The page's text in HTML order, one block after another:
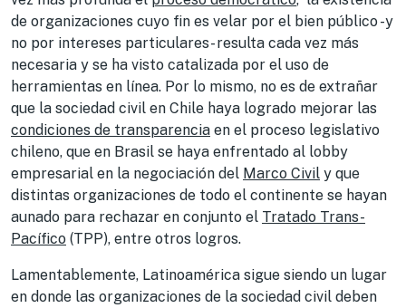
de organizaciones cuyo fin es velar por el bien público -y
no por intereses particulares- resulta cada vez más
necesaria y se ha visto catalizada por el uso de
herramientas en línea. Por lo mismo, no es de extrañar
que la sociedad civil en Chile haya logrado mejorar las
condiciones de transparencia en el proceso legislativo
chileno, que en Brasil se haya enfrentado al lobby
empresarial en la negociación del Marco Civil y que
distintas organizaciones de todo el continente se hayan
aunado para rechazar en conjunto el Tratado Trans-
Pacífico (TPP), entre otros logros.
Lamentablemente, Latinoamérica sigue siendo un lugar
en donde las organizaciones de la sociedad civil deben